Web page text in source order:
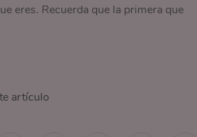
eres. Recuerda que la primera que
artículo